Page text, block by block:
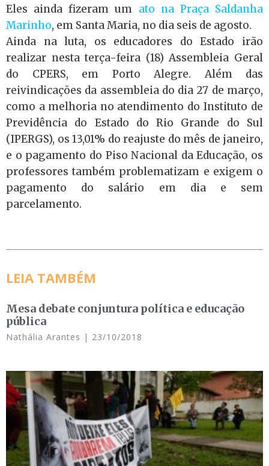
Eles ainda fizeram um ato na Praça Saldanha
Marinho, em Santa Maria, no dia seis de agosto.
Ainda na luta, os educadores do Estado irão
realizar nesta terça-feira (18) Assembleia Geral
do CPERS, em Porto Alegre. Além das
reivindicações da assembleia do dia 27 de março,
como a melhoria no atendimento do Instituto de
Previdência do Estado do Rio Grande do Sul
(IPERGS), os 13,01% do reajuste do mês de janeiro,
e o pagamento do Piso Nacional da Educação, os
professores também problematizam e exigem o
pagamento do salário em dia e sem
parcelamento.
LEIA TAMBÉM
Mesa debate conjuntura política e educação
pública
Nathália Arantes 23/10/2018